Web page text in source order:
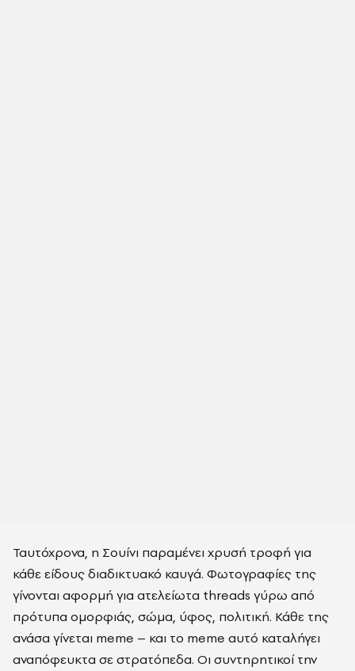
Ταυτόχρονα, η Σουίνι παραμένει χρυσή τροφή για
κάθε είδους διαδικτυακό καυγά. Φωτογραφίες της
γίνονται αφορμή για ατελείωτα threads γύρω από
πρότυπα ομορφιάς, σώμα, ύφος, πολιτική. Κάθε της
ανάσα γίνεται meme – και το meme αυτό καταλήγει
αναπόφευκτα σε στρατόπεδα. Οι συντηρητικοί την